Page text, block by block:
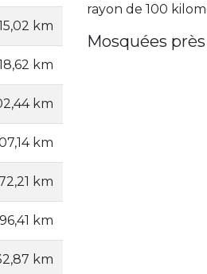
km
km
km
km
km
km
km
rayon de 100
Mosquées